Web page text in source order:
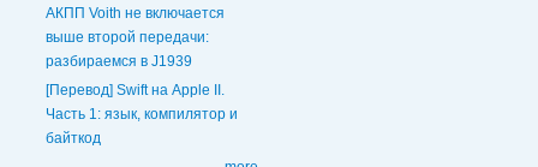
АКПП Voith не включается
выше второй передачи:
разбираемся в J1939
[Перевод] Swift на Apple II.
Часть 1: язык, компилятор и
байткод